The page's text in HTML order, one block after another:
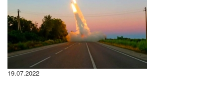
19.07.2022